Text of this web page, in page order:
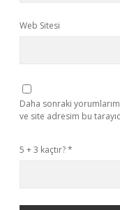
Web Sitesi
Daha sonraki
ve site adresim bu
5 + 3 kaçtır?*